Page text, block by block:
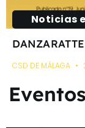
Noticias
CSD DE MÁLAGA